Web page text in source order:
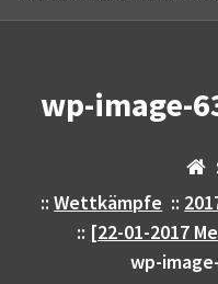
wp-image-
::Wettkämpfe ::
:: [22-01-2017
wp-